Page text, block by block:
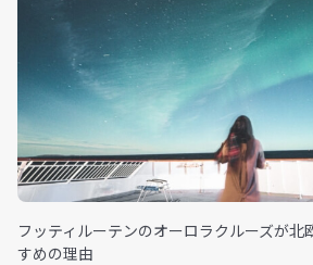
フッティルーテンのオーロラクルーズが北
すめの理由